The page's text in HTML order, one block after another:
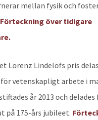
mellan fysik och
Förteckning över tidigare
Lorenz Lindelöfs pris
vetenskapligt arbete i
år 2013 och
på 175-års jubileet.